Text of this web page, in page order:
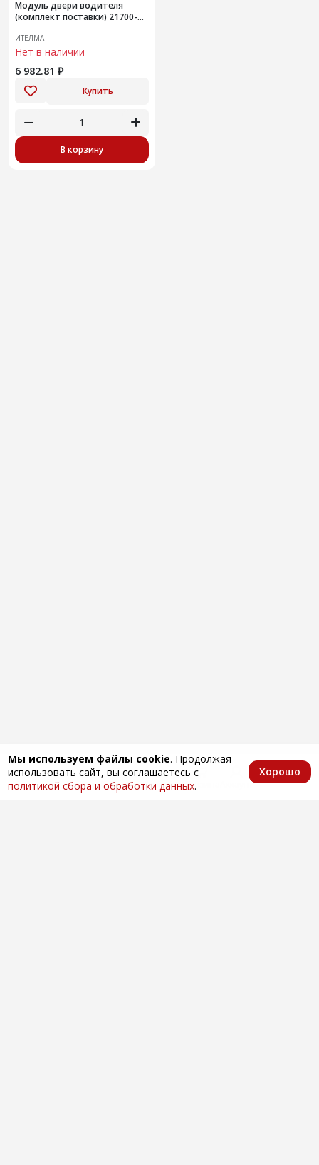
Модуль двери водителя
(комплект поставки) 21700-
ИТЕЛМА
Нет в наличии
6 982.81 ₽
Купить
В корзину
Мы используем файлы cookie. Продолжая
использовать сайт, вы соглашаетесь с
политикой сбора и обработки данных.
Хорошо
Главная КаталогИзбранноеКорзина Аккаунт